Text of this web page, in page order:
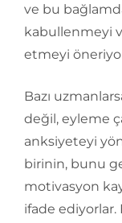
ve bu
kabullenmeyi
etmeyi
Bazı
değil, eyleme
anksiyeteyi
birinin, bunu
motivasyon
ifade